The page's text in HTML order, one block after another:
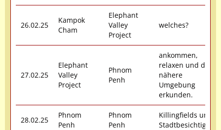
26.02.25
Kampok
Cham
Elephant
Valley
Project
welches?
27.02.25
Elephant
Valley
Project
Phnom
Penh
ankommen,
relaxen und die
nähere
Umgebung
erkunden.
28.02.25
Phnom
Penh
Phnom
Penh
Killingfields und
Stadtbesichtigung